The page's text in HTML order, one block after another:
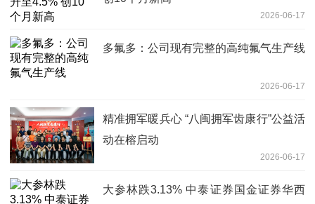
2026-06-17
多氟多：公司现有完整的高纯氟气生产线
2026-06-17
精准拥军暖兵心 “八闽拥军齿康行”公益活
动在榕启动
2026-06-17
大参林跌3.13% 中泰证券国金证券华西